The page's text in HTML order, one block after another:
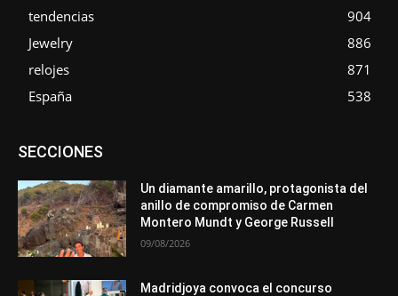
tendencias
904
Jewelry
886
relojes
871
España
538
SECCIONESAsociaciones
Entrevistas
Mundo Técnico
Novedades Opiniones
Perspectiva
Premios
Secciones Sin categoría
Más
Un diamante amarillo, protagonista del
anillo de compromiso de Carmen
Montero Mundt y George Russell
09/08/2026
Madridjoya convoca el concurso